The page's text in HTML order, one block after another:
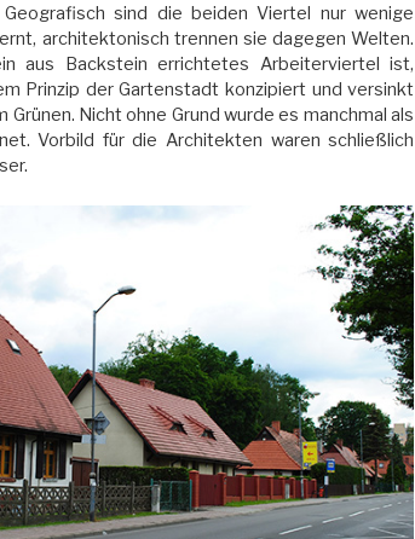
sind die beiden Viertel nur wenige
architektonisch trennen sie dagegen Welten.
aus Backstein errichtetes Arbeiterviertel ist,
Prinzip der Gartenstadt konzipiert und versinkt
Grünen. Nicht ohne Grund wurde es manchmal als
Vorbild für die Architekten waren schließlich